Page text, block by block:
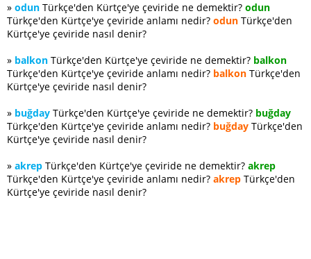
» odun Türkçe'den Kürtçe'ye çeviride ne demektir? odun
Türkçe'den Kürtçe'ye çeviride anlamı nedir? odun Türkçe'den
Kürtçe'ye çeviride nasıl denir?
» balkon Türkçe'den Kürtçe'ye çeviride ne demektir? balkon
Türkçe'den Kürtçe'ye çeviride anlamı nedir? balkon Türkçe'den
Kürtçe'ye çeviride nasıl denir?
» buğday Türkçe'den Kürtçe'ye çeviride ne demektir? buğday
Türkçe'den Kürtçe'ye çeviride anlamı nedir? buğday Türkçe'den
Kürtçe'ye çeviride nasıl denir?
» akrep Türkçe'den Kürtçe'ye çeviride ne demektir? akrep
Türkçe'den Kürtçe'ye çeviride anlamı nedir? akrep Türkçe'den
Kürtçe'ye çeviride nasıl denir?